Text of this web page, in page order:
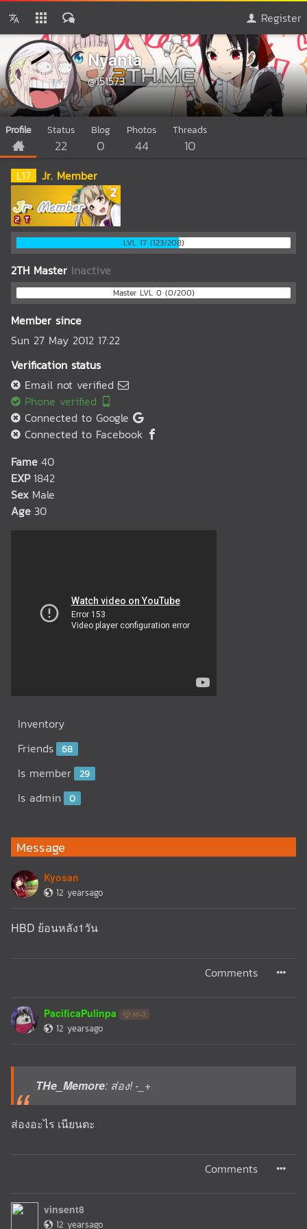
Register
Nyanta
@151573
Profile Status
22
Blog
0
Photos
44
Threads
10
L17 Jr. Member
LVL 17 (123/208)
2TH Master Inactive
Master LVL 0 (0/200)
Member since
Sun 27 May 2012 17:22
Verification status
Email not verified
Phone verified
Connected to Google
Connected to Facebook
Fame 40
EXP 1842
Sex Male
Age 30
Inventory
Friends 68
Is member 29
Is admin 0
Message
Kyosan
12 yearsago
HBD ย้อนหลัง1วัน
Comments
PacificaPulinpa M-3
12 yearsago
THe_Memore: ส่อง! -_+
ส่องอะไร เนียนตะ
Comments
vinsent8
12 yearsago